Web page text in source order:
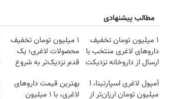
مطالب پیشنهادی
۱ میلیون تومان تخفیف
داروهای لاغری منتخب با
ارسال از داروخانه نزدیکت
۱ میلیون تومان تخفیف
محصولات لاغری؛ یک
قدم نزدیک‌تر به شروع
آمپول لاغری اسپارتینا، ا
میلیون تومان ارزان‌تر از
بهترین قیمت داروهای
لاغری، با ۱ میلیون